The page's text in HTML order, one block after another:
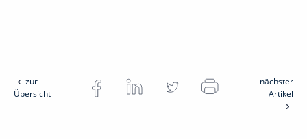
zur
Übersicht
nächster
Artikel